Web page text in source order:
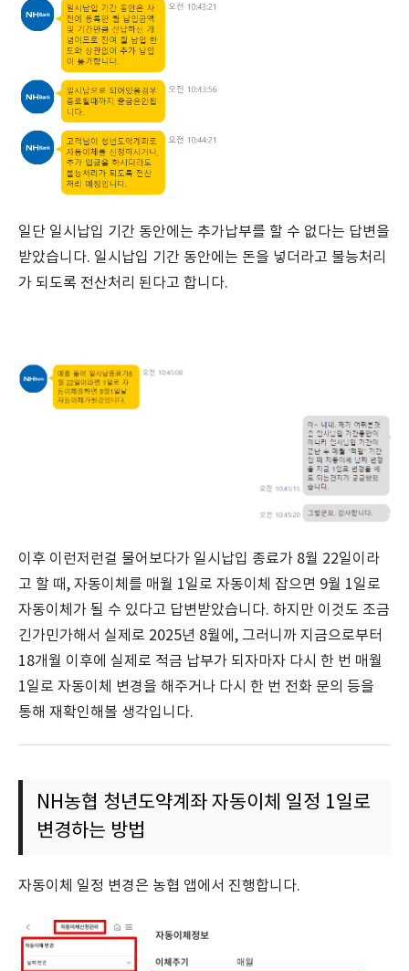
일단 일시납입 기간 동안에는 추가납부를 할 수 없다는 답변을
받았습니다. 일시납입 기간 동안에는 돈을 넣더라고 불능처리
가 되도록 전산처리 된다고 합니다.
이후 이런저런걸 물어보다가 일시납입 종료가 8월 22일이라
고 할 때, 자동이체를 매월 1일로 자동이체 잡으면 9월 1일로
자동이체가 될 수 있다고 답변받았습니다. 하지만 이것도 조금
긴가민가해서 실제로 2025년 8월에, 그러니까 지금으로부터
18개월 이후에 실제로 적금 납부가 되자마자 다시 한 번 매월
1일로 자동이체 변경을 해주거나 다시 한 번 전화 문의 등을
통해 재확인해볼 생각입니다.
NH농협 청년도약계좌 자동이체 일정 1일로
변경하는 방법
자동이체 일정 변경은 농협 앱에서 진행합니다.